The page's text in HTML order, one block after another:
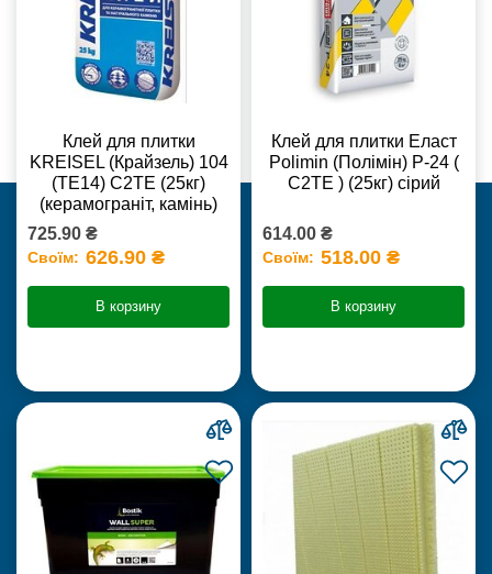
Клей для плитки
KREISEL (Крайзель) 104
(ТЕ14) С2TE (25кг)
(керамограніт, камінь)
725.90 ₴
Своїм: 626.90 ₴
В корзину
Клей для плитки Еласт
Polimin (Полімін) Р-24 (
С2ТЕ ) (25кг) сірий
614.00 ₴
Своїм: 518.00 ₴
В корзину